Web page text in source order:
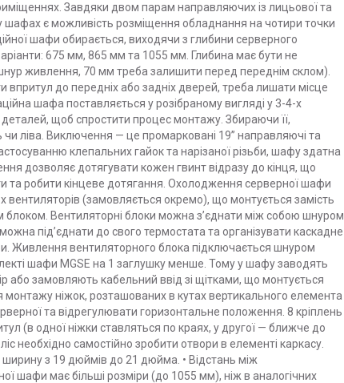
Завдяки двом парам направляючих із лицьової та
є можливість розміщення обладнання на чотири точки
шафи обирається, виходячи з глибини серверного
675 мм, 865 мм та 1055 мм. Глибина має бути не
живлення, 70 мм треба залишити перед переднім склом).
до передніх або задніх дверей, треба лишати місце
шафа поставляється у розібраному вигляді у 3-4-х
щоб спростити процес монтажу. Збираючи її,
ліва. Виключення — це промарковані 19” направляючі та
клепальних гайок та нарізаної різьби, шафу здатна
дозволяє дотягувати кожен гвинт відразу до кінця, що
та робити кінцеве дотягання. Охолодження серверної шафи
вентиляторів (замовляється окремо), що монтується замість
Вентиляторні блоки можна з’єднати між собою шнуром
під’єднати до свого термостата та організувати каскадне
Живлення вентиляторного блока підключається шнуром
шафи MGSE на 1 заглушку менше. Тому у шафу заводять
або замовляють кабельний ввід зі щітками, що монтується
монтажу ніжок, розташованих в кутах вертикального елемента
та відрегулювати горизонтальне положення. 8 кріплень
(в одної ніжки ставляться по краях, у другої — ближче до
необхідно самостійно зробити отвори в елементі каркасу.
з 19 дюймів до 21 дюйма. • Відстань між
шафи має більші розміри (до 1055 мм), ніж в аналогічних